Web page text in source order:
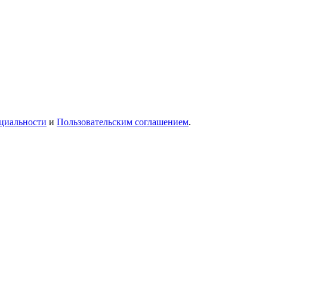
и Пользовательским соглашением.